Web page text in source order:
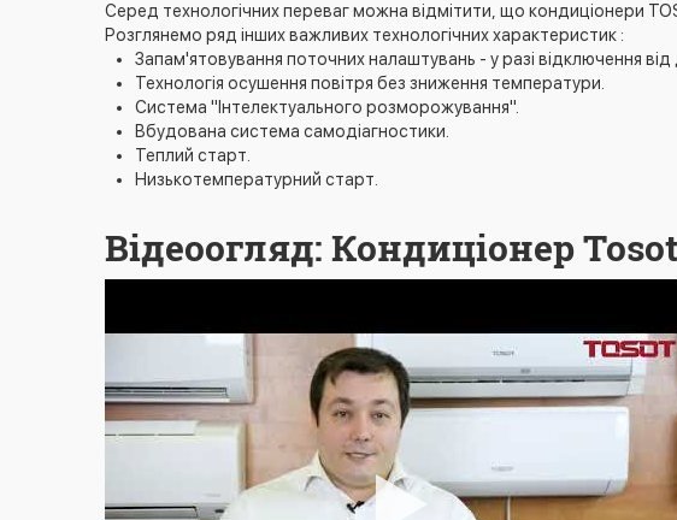
Серед технологічних переваг можна відмітити, що кондиціонери
Розглянемо ряд інших важливих технологічних характеристик :
Запам'ятовування поточних налаштувань - у разі відключення
Технологія осушення повітря без зниження температури.
Система "Інтелектуального розморожування".
Вбудована система самодіагностики.
Теплий старт.
Низькотемпературний старт.
Відеоогляд: Кондиціонер